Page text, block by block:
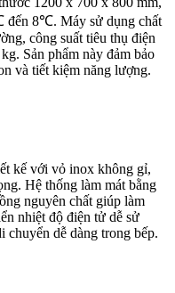
đến 8℃. Máy sử dụng chất
công suất tiêu thụ điện
Sản phẩm này đảm bảo
và tiết kiệm năng lượng.
kế với vỏ inox không gỉ,
Hệ thống làm mát bằng
nguyên chất giúp làm
nhiệt độ điện tử dễ sử
dễ dàng trong bếp​.